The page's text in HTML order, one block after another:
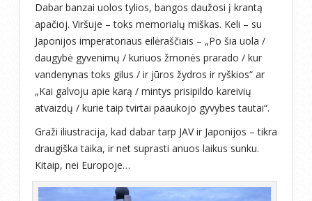
Dabar banzai uolos tylios, bangos daužosi į krantą
apačioj. Viršuje – toks memorialų miškas. Keli – su
Japonijos imperatoriaus eilėraščiais – „Po šia uola /
daugybė gyvenimų / kuriuos žmonės prarado / kur
vandenynas toks gilus / ir jūros žydros ir ryškios“ ar
„Kai galvoju apie karą / mintys prisipildo kareivių
atvaizdų / kurie taip tvirtai paaukojo gyvybes tautai“.
Graži iliustracija, kad dabar tarp JAV ir Japonijos – tikra
draugiška taika, ir net suprasti anuos laikus sunku.
Kitaip, nei Europoje…